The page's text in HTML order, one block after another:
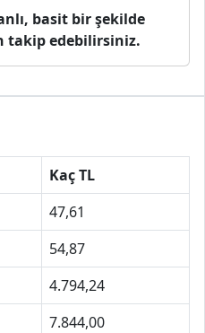
basit bir şekilde
takip edebilirsiniz.
Kaç TL
47,61
54,87
4.794,24
7.844,00